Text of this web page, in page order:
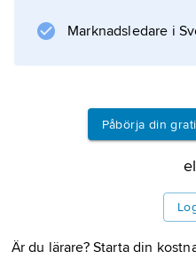
talar också det språk
Information
Marknadsledare i
Påbörja din
Är du lärare? Starta din